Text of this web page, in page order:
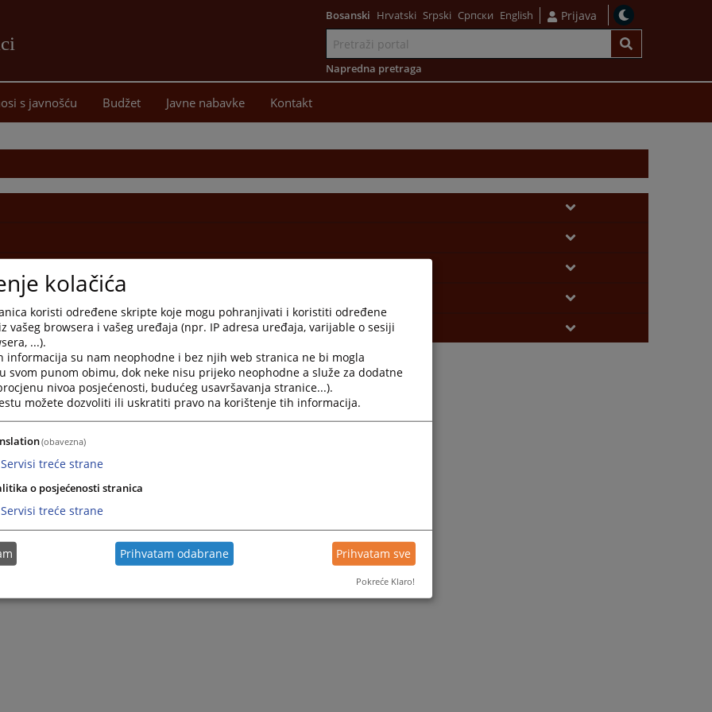
sadržaj
Bosanski Hrvatski Srpski Српски English Prijava
Napredna pretraga
s javnošću Budžet Javne nabavke Kontakt
kolačića
koristi određene skripte koje mogu pohranjivati i koristiti određene
vašeg browsera i vašeg uređaja (npr. IP adresa uređaja, varijable o sesiji
...).
informacija su nam neophodne i bez njih web stranica ne bi mogla
svom punom obimu, dok neke nisu prijeko neophodne a služe za dodatne
nivoa posjećenosti, budućeg usavršavanja stranice...).
možete dozvoliti ili uskratiti pravo na korištenje tih informacija.
(obavezna)
Servisi treće strane
o posjećenosti stranica
Servisi treće strane
Prihvatam odabrane Prihvatam sve
Pokreće Klaro!